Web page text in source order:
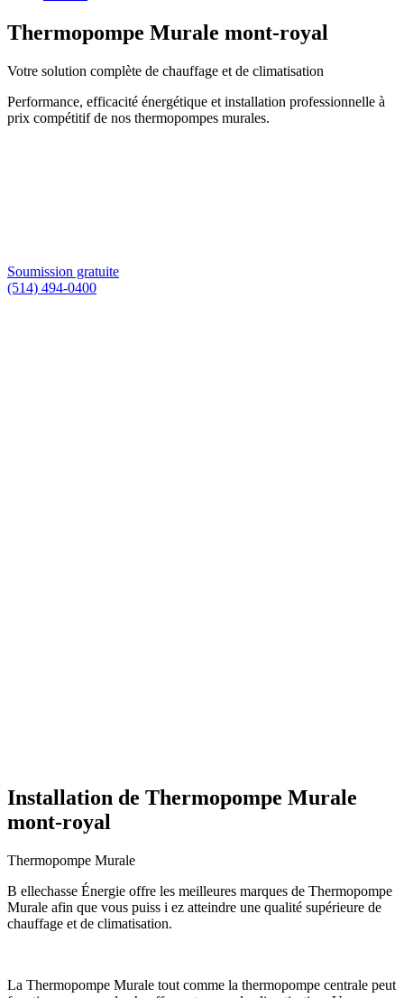
Thermopompe Murale mont-royal
Votre solution complète de chauffage et de climatisation
Performance, efficacité énergétique et installation professionnelle à
prix compétitif de nos thermopompes murales.
Soumission gratuite
(514) 494-0400
Installation de Thermopompe Murale
mont-royal
Thermopompe Murale
B ellechasse Énergie offre les meilleures marques de Thermopompe
Murale afin que vous puiss i ez atteindre une qualité supérieure de
chauffage et de climatisation.
La Thermopompe Murale tout comme la thermopompe centrale peut